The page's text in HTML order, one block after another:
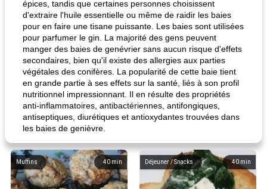
épices, tandis que certaines personnes choisissent
d'extraire l'huile essentielle ou même de raidir les baies
pour en faire une tisane puissante. Les baies sont utilisées
pour parfumer le gin. La majorité des gens peuvent
manger des baies de genévrier sans aucun risque d'effets
secondaires, bien qu'il existe des allergies aux parties
végétales des conifères. La popularité de cette baie tient
en grande partie à ses effets sur la santé, liés à son profil
nutritionnel impressionnant. Il en résulte des propriétés
anti-inflammatoires, antibactériennes, antifongiques,
antiseptiques, diurétiques et antioxydantes trouvées dans
les baies de genièvre.
40 min
Muffins 40 min
Déjeuner / Snacks